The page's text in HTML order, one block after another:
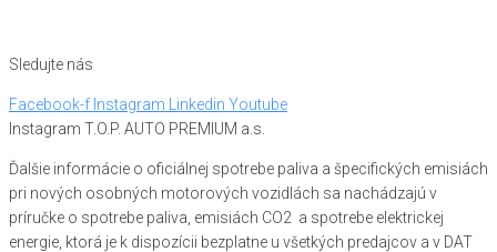
Sledujte nás
Facebook-f Instagram Linkedin Youtube
Instagram T.O.P. AUTO PREMIUM a.s.
Ďalšie informácie o oficiálnej spotrebe paliva a špecifických emisiách
pri nových osobných motorových vozidlách sa nachádzajú v
príručke o spotrebe paliva, emisiách CO2 a spotrebe elektrickej
energie, ktorá je k dispozícii bezplatne u všetkých predajcov a v DAT